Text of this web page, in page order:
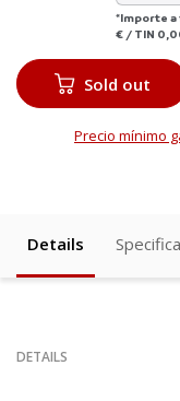
*Importe a
€ / TIN
Sold out
Precio mínimo
Details
DETAILS